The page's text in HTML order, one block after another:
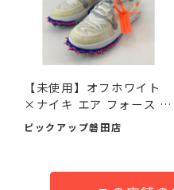
【未使用】オフホワイト
×ナイキ エア フォース 1
M...
ピックアップ磐田店